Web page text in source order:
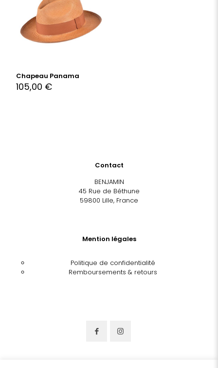
Chapeau Panama
105,00 €
Contact
BENJAMIN
45 Rue de Béthune
59800 Lille, France
Mention légales
Politique de confidentialité
Remboursements & retours